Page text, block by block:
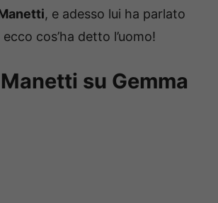
, e adesso lui ha parlato
cos’ha detto l’uomo!
su Gemma